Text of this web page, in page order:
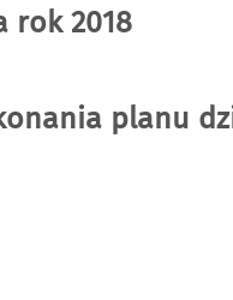
rok 2018
planu